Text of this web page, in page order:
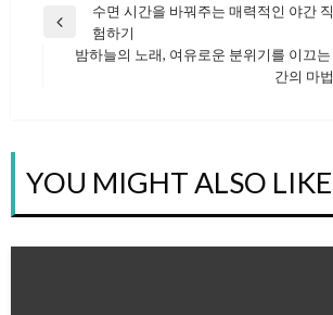
글
Previous
수면 시간을 바꿔주는 매력적인 야간
험하기
밤하늘의 노래, 여유로운 분위기를 이끄는
간의 마
YOU MIGHT ALSO LIKE